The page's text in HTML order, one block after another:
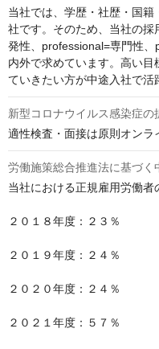
当社では、学歴・社歴・国
社です。そのため、当社の
発性、professional=専門性
内外で求めています。高い
ていきたい方が中途入社で活
新型コロナウイルス感染症
適性検査・面接は原則オンラ
労働施策総合推進法に基づく
当社における正規雇用労働者
２０１８年度：２３％
２０１９年度：２４％
２０２０年度：２４％
２０２１年度：５７％